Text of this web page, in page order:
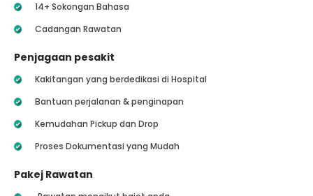
14+ Sokongan Bahasa
Cadangan Rawatan
Penjagaan pesakit
Kakitangan yang berdedikasi di Hospital
Bantuan perjalanan & penginapan
Kemudahan Pickup dan Drop
Proses Dokumentasi yang Mudah
Pakej Rawatan